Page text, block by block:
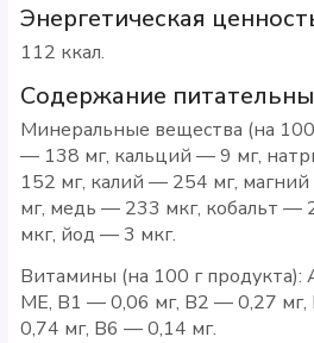
Энергетическая
112 ккал.
Содержание
Минеральные вещества (на
— 138 мг, кальций — 9 мг,
152 мг, калий — 254 мг,
мг, медь — 233 мкг, кобальт —
мкг, йод — 3 мкг.
Витамины (на 100 г
МЕ, В1 — 0,06 мг, В2 — 0,27
0,74 мг, В6 — 0,14 мг.